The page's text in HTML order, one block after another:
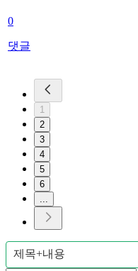
0
댓글
1
2
3
4
5
6
제목+내용